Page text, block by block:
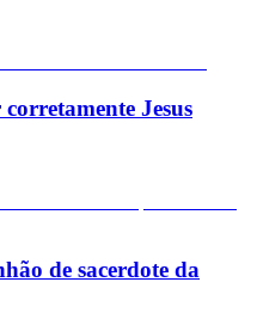
Jesus
de sacerdote da